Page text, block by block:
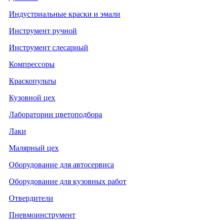
Индустриальные краски и эмали
Инструмент ручной
Инструмент слесарный
Компрессоры
Краскопульты
Кузовной цех
Лаборатории цветоподбора
Лаки
Малярный цех
Оборудование для автосервиса
Оборудование для кузовных работ
Отвердители
Пневмоинструмент